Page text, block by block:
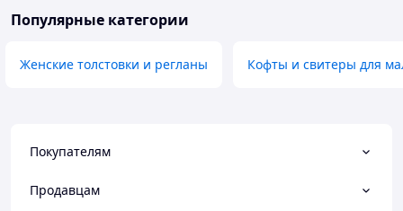
Популярные категории
Женские толстовки и регланы Кофты и свитеры для
Покупателям
Продавцам